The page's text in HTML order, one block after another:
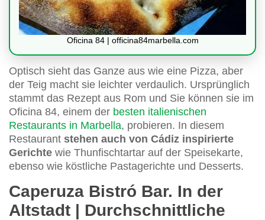
Oficina 84 | officina84marbella.com
Optisch sieht das Ganze aus wie eine Pizza, aber
der Teig macht sie leichter verdaulich. Ursprünglich
stammt das Rezept aus Rom und Sie können sie im
Oficina 84, einem der besten italienischen
Restaurants in Marbella, probieren. In diesem
Restaurant stehen auch von Cádiz inspirierte
Gerichte wie Thunfischtartar auf der Speisekarte,
ebenso wie köstliche Pastagerichte und Desserts.
Caperuza Bistró Bar. In der
Altstadt | Durchschnittliche